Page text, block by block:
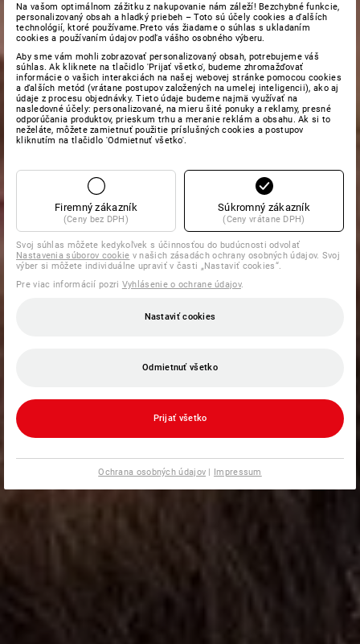
Na vašom optimálnom zážitku z nakupovanie nám záleží! Bezchybné funkcie,
personalizovaný obsah a hladký priebeh – Toto sú účely cookies a ďalších
technológií, ktoré používame.Preto vás žiadame o súhlas s ukladaním
cookies a používaním údajov podľa vášho osobného výberu.
Aby sme vám mohli zobrazovať personalizovaný obsah, potrebujeme váš
súhlas. Ak kliknete na tlačidlo 'Prijať všetko', budeme zhromažďovať
informácie o vašich interakciách na našej webovej stránke pomocou cookies
a ďalších metód (vrátane postupov založených na umelej inteligencii), ako aj
údaje z procesu objednávky. Tieto údaje budeme najmä využívať na
nasledovné účely: personalizované, na mieru šité ponuky a reklamy, presné
odporúčania produktov, prieskum trhu a meranie reklám a obsahu. Ak si to
neželáte, môžete zamietnuť použitie príslušných cookies a postupov
kliknutím na tlačidlo 'Odmietnuť všetko'.
Firemný zákazník
(Ceny bez DPH)
Súkromný zákazník
(Ceny vrátane DPH)
Svoj súhlas môžete kedykoľvek s účinnosťou do budúcnosti odvolať
Nastavenia súborov cookie v našich zásadách ochrany osobných údajov. Svoj
výber si môžete individuálne upraviť v časti „Nastaviť cookies“.
Pre viac informácií pozri Vyhlásenie o ochrane údajov.
Nastaviť cookies
Odmietnuť všetko
Prijať všetko
Ochrana osobných údajov | Impressum